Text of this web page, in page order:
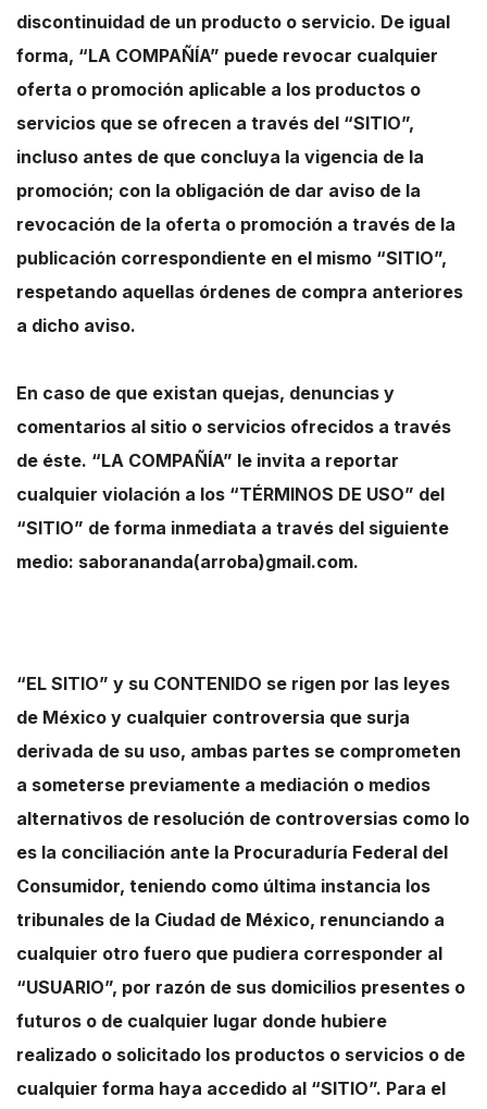
discontinuidad de un producto o servicio. De igual
forma, “LA COMPAÑÍA” puede revocar cualquier
oferta o promoción aplicable a los productos o
servicios que se ofrecen a través del “SITIO”,
incluso antes de que concluya la vigencia de la
promoción; con la obligación de dar aviso de la
revocación de la oferta o promoción a través de la
publicación correspondiente en el mismo “SITIO”,
respetando aquellas órdenes de compra anteriores
a dicho aviso.
En caso de que existan quejas, denuncias y
comentarios al sitio o servicios ofrecidos a través
de éste. “LA COMPAÑÍA” le invita a reportar
cualquier violación a los “TÉRMINOS DE USO” del
“SITIO” de forma inmediata a través del siguiente
medio: saborananda(arroba)gmail.com.
“EL SITIO” y su CONTENIDO se rigen por las leyes
de México y cualquier controversia que surja
derivada de su uso, ambas partes se comprometen
a someterse previamente a mediación o medios
alternativos de resolución de controversias como lo
es la conciliación ante la Procuraduría Federal del
Consumidor, teniendo como última instancia los
tribunales de la Ciudad de México, renunciando a
cualquier otro fuero que pudiera corresponder al
“USUARIO”, por razón de sus domicilios presentes o
futuros o de cualquier lugar donde hubiere
realizado o solicitado los productos o servicios o de
cualquier forma haya accedido al “SITIO”. Para el